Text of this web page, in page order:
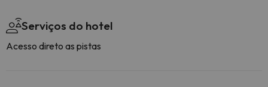
Serviços do hotel
Acesso direto as pistas